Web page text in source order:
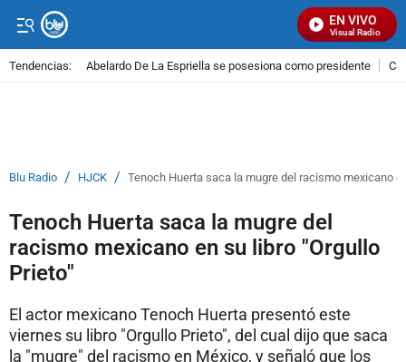
EN VIVO
Señal Visual Radio
Tendencias: Abelardo De La Espriella se posesiona como presidente
Blu Radio / HJCK / Tenoch Huerta saca la mugre del racismo mexicano
Tenoch Huerta saca la mugre del
racismo mexicano en su libro "Orgullo
Prieto"
El actor mexicano Tenoch Huerta presentó este
viernes su libro "Orgullo Prieto", del cual dijo que saca
la "mugre" del racismo en México, y señaló que los